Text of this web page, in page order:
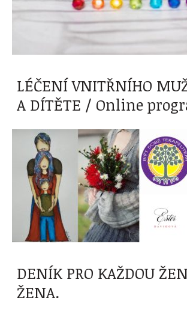
LÉČENÍ VNITŘNÍHO
A DÍTĚTE / Online
DENÍK PRO KAŽDOU
ŽENA.